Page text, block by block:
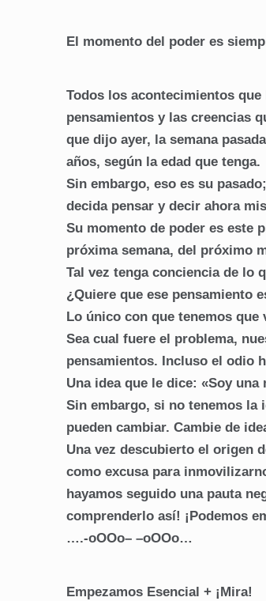
El momento del poder es
Todos los acontecimientos
pensamientos y las creencias
que dijo ayer, la semana
años, según la edad que tenga.
Sin embargo, eso es su
decida pensar y decir ahora
Su momento de poder es este
próxima semana, del próximo
Tal vez tenga conciencia de lo
¿Quiere que ese pensamiento
Lo único con que tenemos
Sea cual fuere el problema,
pensamientos. Incluso el odio
Una idea que le dice: «Soy
Sin embargo, si no tenemos la
pueden cambiar. Cambie de
Una vez descubierto el origen
como excusa para
hayamos seguido una pauta
comprenderlo así! ¡Podemos
….-oOOo– –oOOo…
Empezamos Esencial + ¡Mira!